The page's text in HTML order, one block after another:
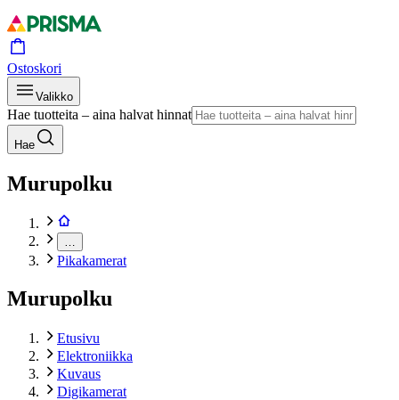
Ostoskori
Valikko
Hae tuotteita – aina halvat hinnat
Hae
Murupolku
Pikakamerat
Murupolku
Etusivu
Elektroniikka
Kuvaus
Digikamerat